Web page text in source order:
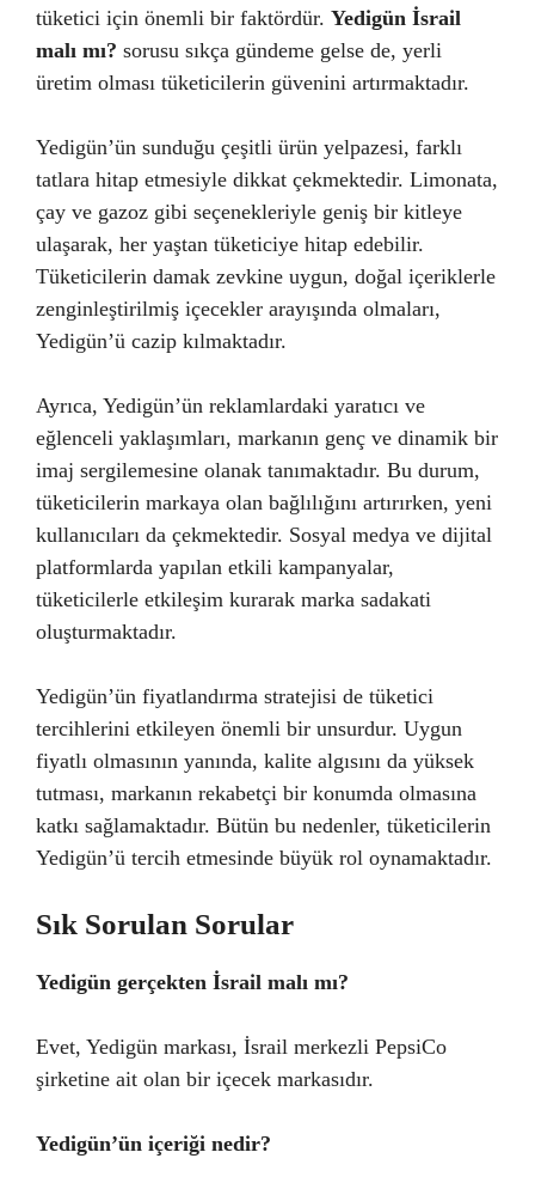
tüketici için önemli bir faktördür. Yedigün İsrail
malı mı? sorusu sıkça gündeme gelse de, yerli
üretim olması tüketicilerin güvenini artırmaktadır.
Yedigün’ün sunduğu çeşitli ürün yelpazesi, farklı
tatlara hitap etmesiyle dikkat çekmektedir. Limonata,
çay ve gazoz gibi seçenekleriyle geniş bir kitleye
ulaşarak, her yaştan tüketiciye hitap edebilir.
Tüketicilerin damak zevkine uygun, doğal içeriklerle
zenginleştirilmiş içecekler arayışında olmaları,
Yedigün’ü cazip kılmaktadır.
Ayrıca, Yedigün’ün reklamlardaki yaratıcı ve
eğlenceli yaklaşımları, markanın genç ve dinamik bir
imaj sergilemesine olanak tanımaktadır. Bu durum,
tüketicilerin markaya olan bağlılığını artırırken, yeni
kullanıcıları da çekmektedir. Sosyal medya ve dijital
platformlarda yapılan etkili kampanyalar,
tüketicilerle etkileşim kurarak marka sadakati
oluşturmaktadır.
Yedigün’ün fiyatlandırma stratejisi de tüketici
tercihlerini etkileyen önemli bir unsurdur. Uygun
fiyatlı olmasının yanında, kalite algısını da yüksek
tutması, markanın rekabetçi bir konumda olmasına
katkı sağlamaktadır. Bütün bu nedenler, tüketicilerin
Yedigün’ü tercih etmesinde büyük rol oynamaktadır.
Sık Sorulan Sorular
Yedigün gerçekten İsrail malı mı?
Evet, Yedigün markası, İsrail merkezli PepsiCo
şirketine ait olan bir içecek markasıdır.
Yedigün’ün içeriği nedir?